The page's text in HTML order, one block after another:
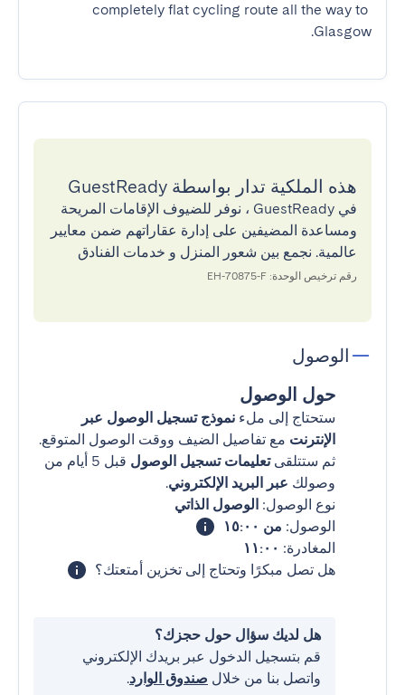
completely flat cycling route all the way to
Glasgow.
هذه الملكية تدار بواسطة GuestReady
في GuestReady ، نوفر للضيوف الإقامات المريحة
ومساعدة المضيفين على إدارة عقاراتهم ضمن معايير
عالمية. نجمع بين شعور المنزل و خدمات الفنادق
رقم ترخيص الوحدة: EH-70875-F
الوصول
حول الوصول
ستحتاج إلى ملء نموذج تسجيل الوصول عبر
الإنترنت مع تفاصيل الضيف ووقت الوصول المتوقع.
ثم ستتلقىتعليمات تسجيل الوصول
قبل 5 أيام من
وصولك عبر البريد الإلكتروني.
نوع الوصول: الوصول الذاتي
الوصول: من ١٥:٠٠
المغادرة: ١١:٠٠
هل تصل مبكرًا وتحتاج إلى تخزين أمتعتك؟
هل لديك سؤال حول حجزك؟
قم بتسجيل الدخول عبر بريدك الإلكتروني
واتصل بنا من خلال صندوق الوارد.